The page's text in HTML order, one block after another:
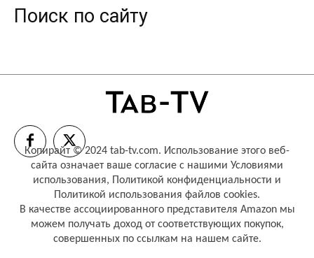
Поиск по сайту
Копирайт © 2024 tab-tv.com. Использование этого веб-
сайта означает ваше согласие с нашими Условиями
использования, Политикой конфиденциальности и
Политикой использования файлов cookies.
В качестве ассоциированного представителя Amazon мы
можем получать доход от соответствующих покупок,
совершенных по ссылкам на нашем сайте.